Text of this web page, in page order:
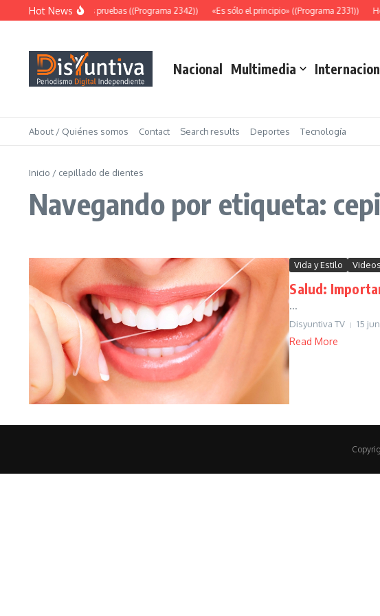
Saltar al contenido
Hot News
Abundantes pruebas ((Programa 2342)) «Es sólo el principio» ((Programa 2331))
Nacional Multimedia
About / Quiénes somos Contact Search results Deportes Tecnología
Inicio / cepillado de dientes
Navegando por etiqueta:
Vida y Estilo Videos
Salud:
...
Disyuntiva TV 15
Read More